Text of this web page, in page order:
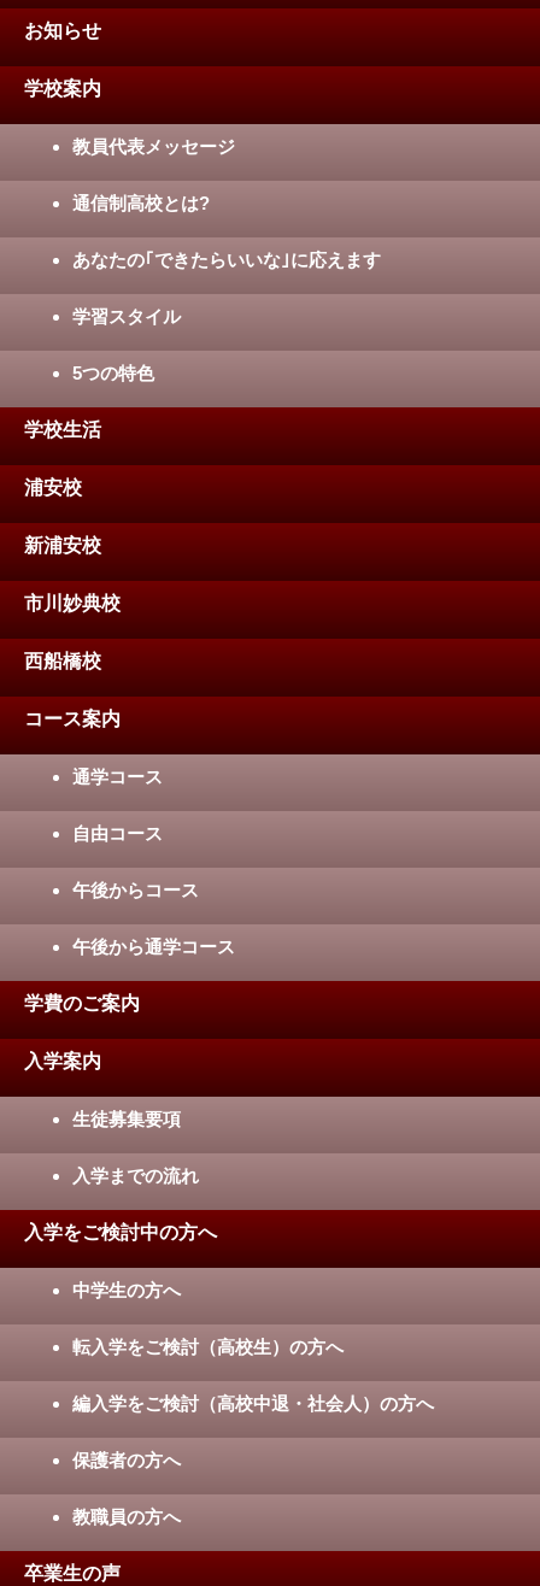
お知らせ
学校案内
教員代表メッセージ
通信制高校とは?
あなたの｢できたらいいな｣に応えます
学習スタイル
5つの特色
学校生活
浦安校
新浦安校
市川妙典校
西船橋校
コース案内
通学コース
自由コース
午後からコース
午後から通学コース
学費のご案内
入学案内
生徒募集要項
入学までの流れ
入学をご検討中の方へ
中学生の方へ
転入学をご検討（高校生）の方へ
編入学をご検討（高校中退・社会人）の方へ
保護者の方へ
教職員の方へ
卒業生の声